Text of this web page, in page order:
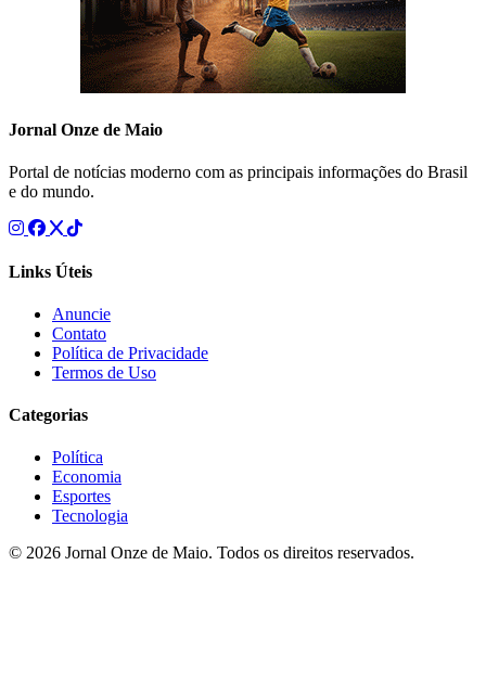
Jornal Onze de Maio
Portal de notícias moderno com as principais informações do Brasil
e do mundo.
Links Úteis
Anuncie
Contato
Política de Privacidade
Termos de Uso
Categorias
Política
Economia
Esportes
Tecnologia
© 2026 Jornal Onze de Maio. Todos os direitos reservados.